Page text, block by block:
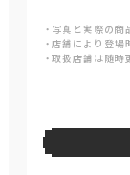
・写真と実際の
・店舗により登
・取扱店舗は随時